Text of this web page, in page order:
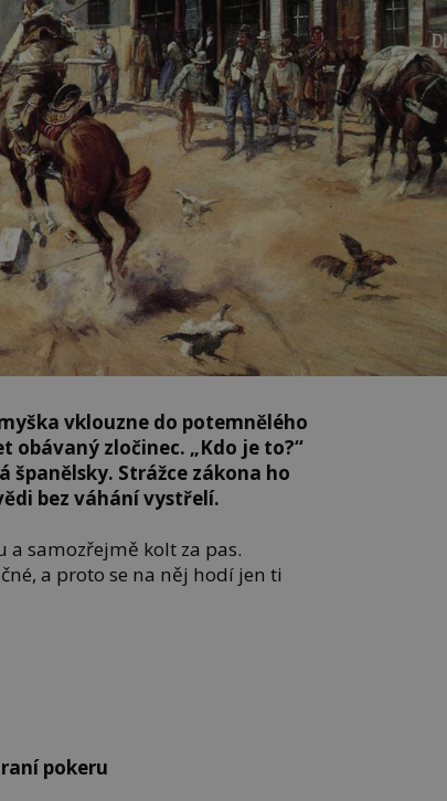
vklouzne do potemnělého
obávaný zločinec. „Kdo je to?“
španělsky. Strážce zákona ho
bez váhání vystřelí.
samozřejmě kolt za pas.
a proto se na něj hodí jen ti
pokeru